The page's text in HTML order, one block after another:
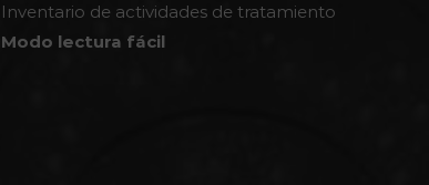
Inventario de actividades de tratamiento
Modo lectura fácil